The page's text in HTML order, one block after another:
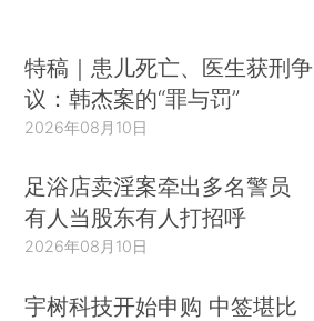
特稿｜患儿死亡、医生获刑争
议：韩杰案的“罪与罚”
2026年08月10日
足浴店卖淫案牵出多名警员
有人当股东有人打招呼
2026年08月10日
宇树科技开始申购 中签堪比